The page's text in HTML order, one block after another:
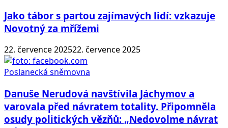
Jako tábor s partou zajímavých lidí: vzkazuje
Novotný za mřížemi
22. července 202522. července 2025
Poslanecká sněmovna
Danuše Nerudová navštívila Jáchymov a
varovala před návratem totality. Připomněla
osudy politických vězňů: „Nedovolme návrat